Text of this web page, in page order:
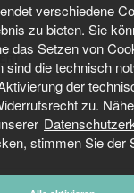
verschiedene
zu bieten. Sie
das Setzen von
sind die technisch
der
zu.
stimmen Sie der